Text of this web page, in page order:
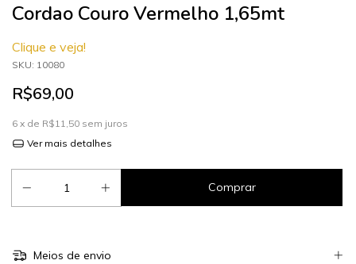
Cordao Couro Vermelho 1,65mt
Clique e veja!
SKU: 10080
R$69,00
6 x de R$11,50 sem juros
Ver mais detalhes
Meios de envio